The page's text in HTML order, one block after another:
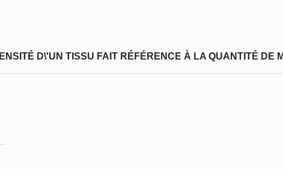
D\'UN TISSU FAIT RÉFÉRENCE À LA QUANTITÉ